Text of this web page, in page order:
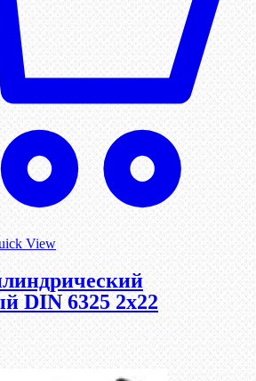
View
DIN 6325 2х22